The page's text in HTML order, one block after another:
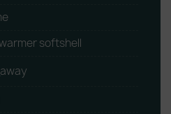
softshell